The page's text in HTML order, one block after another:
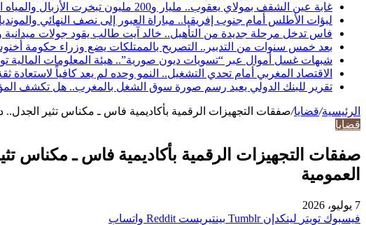
غابة عين الشقف بمولاي يعقوب.. مليار و200 مليون تبخرت الأزبال والمياه الراكدة تفضح «تأهيلاً» لم يصمد طويلاً
لبؤات الأطلس أمام جنوب إفريقيا.. مباراة العبور إلى نصف النهائي
فاس تدخل مرحلة جديدة من التأهيل.. خالد آيت طالب يقود جولات ميدانية
بعد خمس سنوات من التدبير.. التصريح بالممتلكات يضع وزراء حكومة
شبهات غسل أموال عبر “تسويات ديون صورية”.. هيئة المعلومات المالية
الاقتصاد المغربي أمام تحدي التشغيل.. النمو وحده لم يعد كافياً لاستعادة
تقرير للبنك الدولي يعيد رسم صورة سوق الشغل بالمغرب.. هل تكشف
الرئيسية/قضايا/صفقات التجهيزات الرقمية بأكاديمية فاس ـ مكناس تثير الجدل..
قضايا
صفقات التجهيزات الرقمية بأكاديمية فاس ـ مكناس
العمومية
7 يوليو، 2026
فيسبوك تويتر لينكدإن بينتيريست واتساب